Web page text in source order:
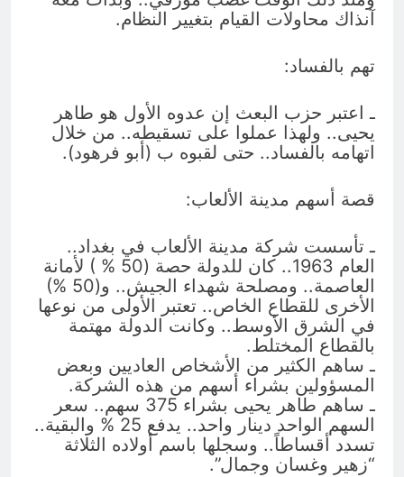
آنذاك محاولات القيام بتغيير النظام.
تهم بالفساد:
ـ اعتبر حزب البعث إن عدوه الأول هو طاهر
يحيى.. ولهذا عملوا على تسقيطه.. من خلال
اتهامه بالفساد.. حتى لقبوه ب (أبو فرهود).
قصة أسهم مدينة الألعاب:
ـ تأسست شركة مدينة الألعاب في بغداد..
العام 1963.. كان للدولة حصة (50 % ) لأمانة
العاصمة.. ومصلحة شهداء الجيش.. و(50 %)
الأخرى للقطاع الخاص.. تعتبر الأولى من نوعها
في الشرق الأوسط.. وكانت الدولة مهتمة
بالقطاع المختلط.
ـ ساهم الكثير من الأشخاص العاديين وبعض
المسؤولين بشراء أسهم من هذه الشركة.
ـ ساهم طاهر يحيى بشراء 375 سهم.. سعر
السهم الواحد دينار واحد.. يدفع 25 % والبقية..
تسدد أقساطاً.. وسجلها باسم أولاده الثلاثة
“زهير وغسان وجمال”.